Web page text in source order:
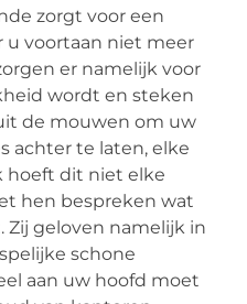
zorgt voor een
voortaan niet meer
er namelijk voor
wordt en steken
de mouwen om uw
achter te laten, elke
hoeft dit niet elke
hen bespreken wat
geloven namelijk in
schone
aan uw hoofd moet